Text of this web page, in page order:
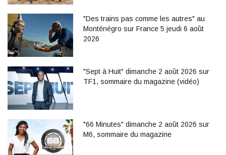
"Des trains pas comme les autres" au
Monténégro sur France 5 jeudi 6 août
2026
"Sept à Huit" dimanche 2 août 2026 sur
TF1, sommaire du magazine (vidéo)
"66 Minutes" dimanche 2 août 2026 sur
M6, sommaire du magazine